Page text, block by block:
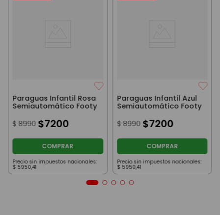
Paraguas Infantil Rosa
Semiautomático Footy
$ 8990 $7200
COMPRAR
Precio sin impuestos nacionales:
$ 5950,41
Paraguas Infantil Azul
Semiautomático Footy
$ 8990 $7200
COMPRAR
Precio sin impuestos nacionales:
$ 5950,41